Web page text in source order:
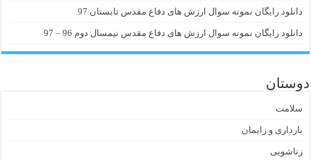
دانلود رایگان نمونه سوال ارزش های دفاع مقدس تابستان 97
دانلود رایگان نمونه سوال ارزش های دفاع مقدس نیمسال دوم 96 – 97
دوستان
سلامت
بارداری و زایمان
زناشویی